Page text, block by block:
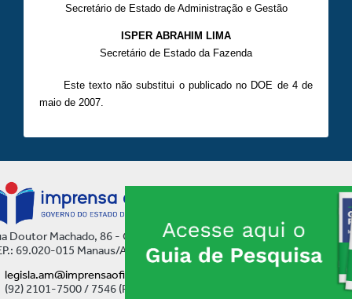
Secretário de Estado de Administração e Gestão
ISPER ABRAHIM LIMA
Secretário de Estado da Fazenda
Este texto não substitui o publicado no DOE de 4 de
maio de 2007.
Doutor Machado, 86 - Centro
69.020-015 Manaus/AM
legisla.am@imprensaoficial.am.gov.br
(92) 2101-7500 / 7546 (Ramal)